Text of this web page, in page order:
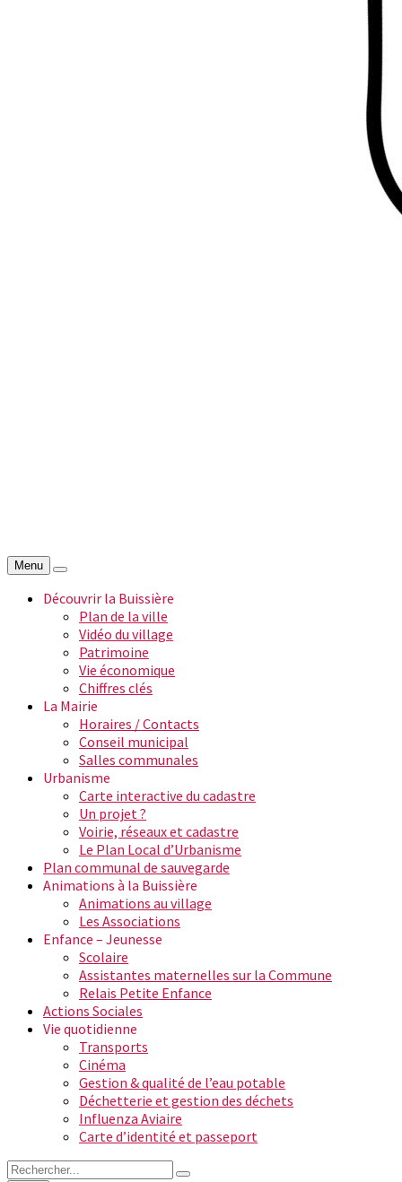
Menu
Découvrir la Buissière
Plan de la ville
Vidéo du village
Patrimoine
Vie économique
Chiffres clés
La Mairie
Horaires / Contacts
Conseil municipal
Salles communales
Urbanisme
Carte interactive du cadastre
Un projet ?
Voirie, réseaux et cadastre
Le Plan Local d’Urbanisme
Plan communal de sauvegarde
Animations à la Buissière
Animations au village
Les Associations
Enfance – Jeunesse
Scolaire
Assistantes maternelles sur la Commune
Relais Petite Enfance
Actions Sociales
Vie quotidienne
Transports
Cinéma
Gestion & qualité de l’eau potable
Déchetterie et gestion des déchets
Influenza Aviaire
Carte d’identité et passeport